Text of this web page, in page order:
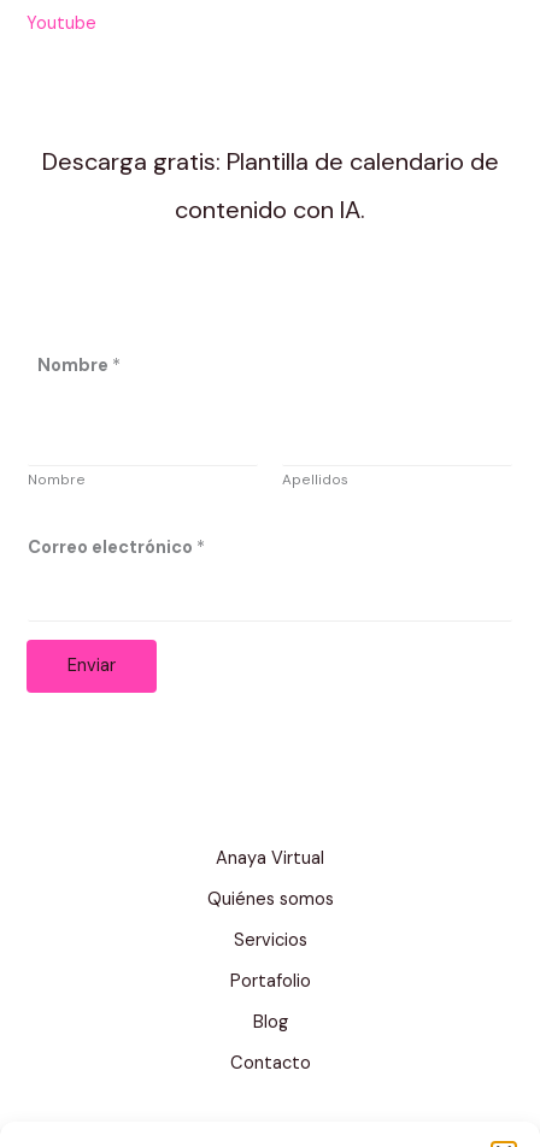
Youtube
Descarga gratis: Plantilla de calendario de
contenido con IA.
Nombre *
Nombre Apellidos
Correo electrónico *
Enviar
Anaya Virtual
Quiénes somos
Servicios
Portafolio
Blog
Contacto